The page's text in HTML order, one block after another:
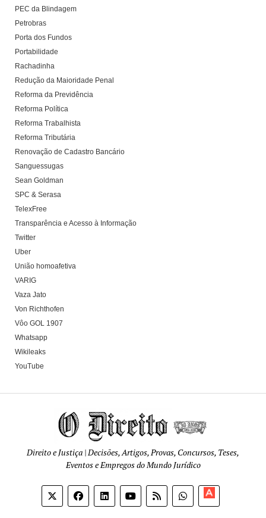
PEC da Blindagem
Petrobras
Porta dos Fundos
Portabilidade
Rachadinha
Redução da Maioridade Penal
Reforma da Previdência
Reforma Política
Reforma Trabalhista
Reforma Tributária
Renovação de Cadastro Bancário
Sanguessugas
Sean Goldman
SPC & Serasa
TelexFree
Transparência e Acesso à Informação
Twitter
Uber
União homoafetiva
VARIG
Vaza Jato
Von Richthofen
Vôo GOL 1907
Whatsapp
Wikileaks
YouTube
Direito e Justiça | Decisões, Artigos, Provas, Concursos, Teses,
Eventos e Empregos do Mundo Jurídico